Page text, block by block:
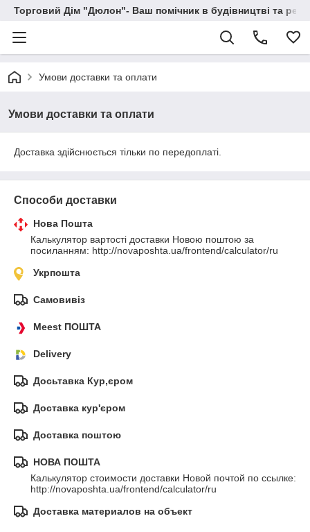
Торговий Дім "Дюлон"- Ваш помічник в будівництві та
Умови доставки та оплати
Умови доставки та оплати
Доставка здійснюється тільки по передоплаті.
Способи доставки
Нова Пошта
Калькулятор вартості доставки Новою поштою за
посиланням: http://novaposhta.ua/frontend/calculator/ru
Укрпошта
Самовивіз
Meest ПОШТА
Delivery
Досьтавка Кур,єром
Доставка кур'єром
Доставка поштою
НОВА ПОШТА
Калькулятор стоимости доставки Новой почтой по ссылке:
http://novaposhta.ua/frontend/calculator/ru
Доставка материалов на объект